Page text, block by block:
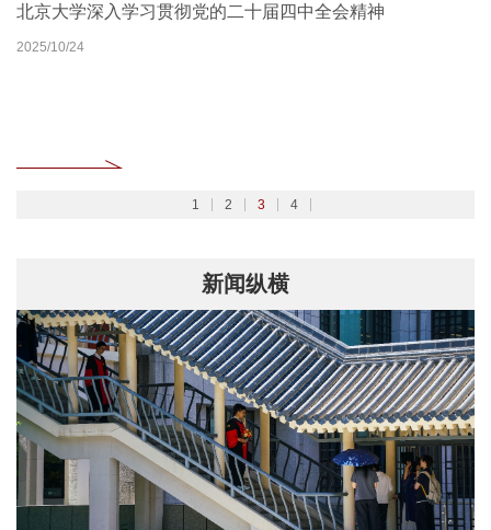
北京大学扎实开展树立和践行正确政绩观学习教育
2026/02/27
2026北京大学管理质效年
2026/03/30
北京大学深入学习贯彻党的二十届四中全会精神
2025/10/24
聚焦2026全国两会
2026/03/06
1 2 3 4
新闻纵横